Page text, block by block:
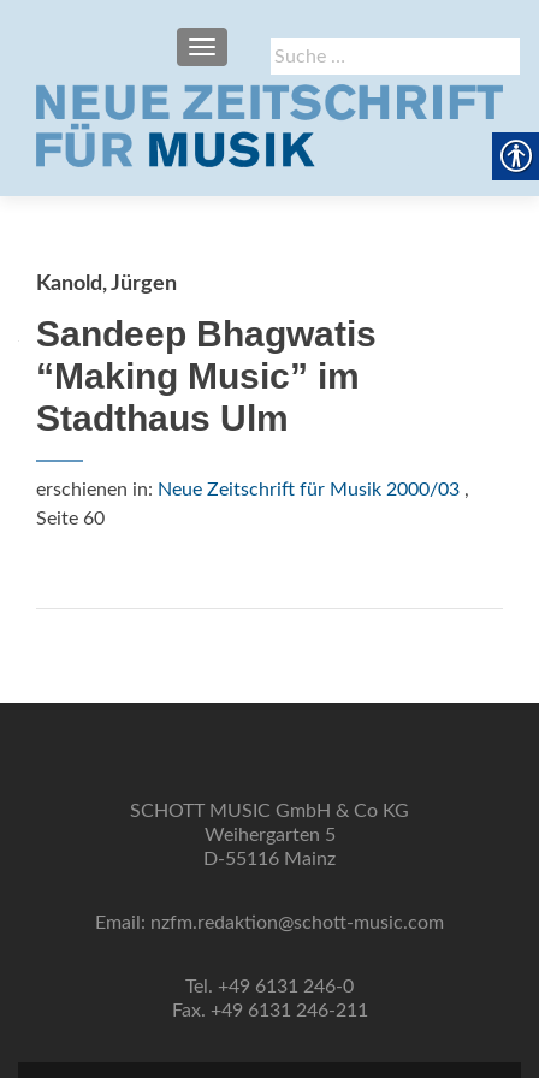
Suche
nach:
SCHALTE NAVIGATION
Kanold, Jürgen
Sandeep Bhagwatis
“Making Music” im
Stadthaus Ulm
erschienen in: Neue Zeitschrift für Musik 2000/03 ,
Seite 60
SCHOTT MUSIC GmbH & Co KG
Weihergarten 5
D-55116 Mainz
Email: nzfm.redaktion@schott-music.com
Tel. +49 6131 246-0
Fax. +49 6131 246-211